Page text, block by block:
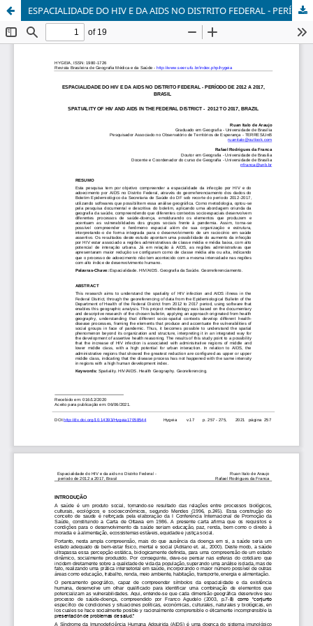
ESPACIALIDADE DO HIV E DA AIDS NO DISTRITO FEDERAL - PERÍODO DE 2012 A 2017, BRASIL